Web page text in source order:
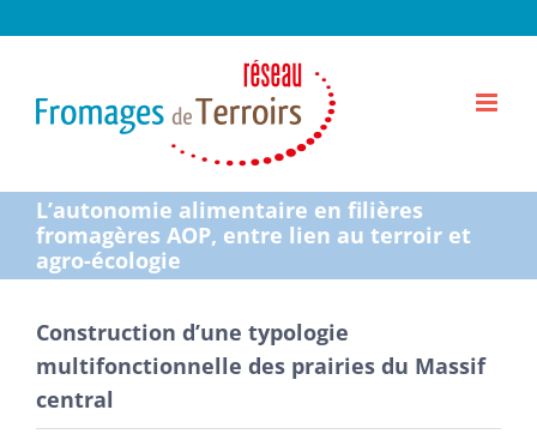
L’autonomie alimentaire en filières
fromagères AOP, entre lien au terroir et
agro-écologie
Construction d’une typologie
multifonctionnelle des prairies du Massif
central